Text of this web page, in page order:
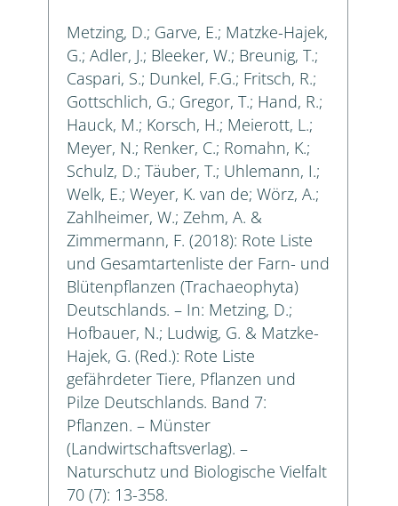
Metzing, D.; Garve, E.; Matzke-Hajek,
G.; Adler, J.; Bleeker, W.; Breunig, T.;
Caspari, S.; Dunkel, F.G.; Fritsch, R.;
Gottschlich, G.; Gregor, T.; Hand, R.;
Hauck, M.; Korsch, H.; Meierott, L.;
Meyer, N.; Renker, C.; Romahn, K.;
Schulz, D.; Täuber, T.; Uhlemann, I.;
Welk, E.; Weyer, K. van de; Wörz, A.;
Zahlheimer, W.; Zehm, A. &
Zimmermann, F. (2018): Rote Liste
und Gesamtartenliste der Farn- und
Blütenpflanzen (Trachaeophyta)
Deutschlands. – In: Metzing, D.;
Hofbauer, N.; Ludwig, G. & Matzke-
Hajek, G. (Red.): Rote Liste
gefährdeter Tiere, Pflanzen und
Pilze Deutschlands. Band 7:
Pflanzen. – Münster
(Landwirtschaftsverlag). –
Naturschutz und Biologische Vielfalt
70 (7): 13-358.